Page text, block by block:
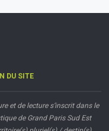
DU SITE
et de lecture s’inscrit dans le
de Grand Paris Sud Est